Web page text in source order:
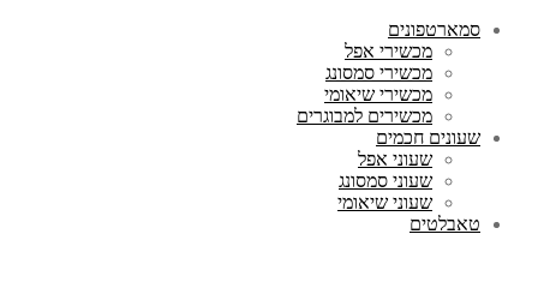
סמארטפונים
מכשירי אפל
מכשירי סמסונג
מכשירי שיאומי
מכשירים למבוגרים
שעונים חכמים
שעוני אפל
שעוני סמסונג
שעוני שיאומי
טאבלטים